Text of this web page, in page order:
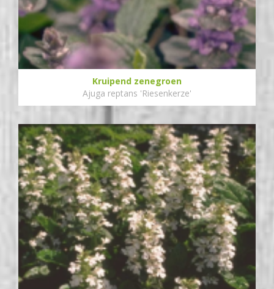
Kruipend zenegroen
Ajuga reptans 'Riesenkerze'